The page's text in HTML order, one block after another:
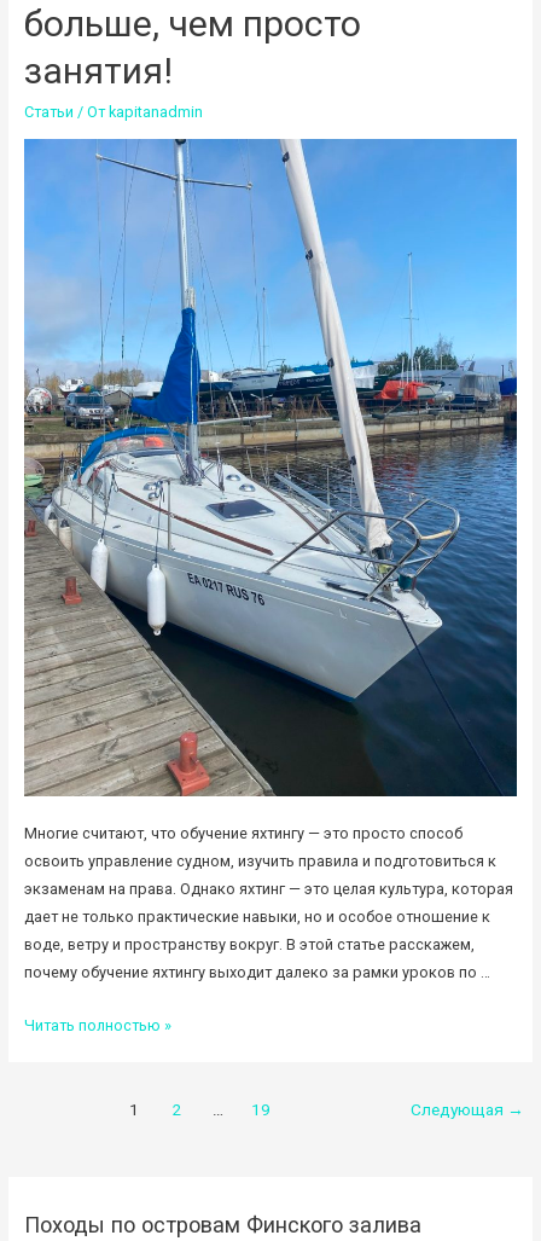
яхтенный
полный
список
вещей
больше, чем просто
занятия!
Статьи / От kapitanadmin
Многие считают, что обучение яхтингу — это просто способ
освоить управление судном, изучить правила и подготовиться к
экзаменам на права. Однако яхтинг — это целая культура, которая
дает не только практические навыки, но и особое отношение к
воде, ветру и пространству вокруг. В этой статье расскажем,
почему обучение яхтингу выходит далеко за рамки уроков по …
Обучение
занятия!
Читать полностью »
Навигация
1 2 … 19 Следующая →
Походы по островам Финского залива